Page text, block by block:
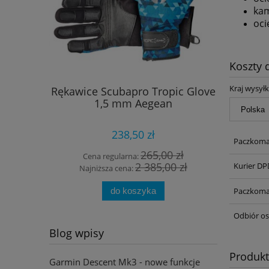
Rękawice Scubapro Tropic Glove
1,5 mm Aegean
238,50 zł
Cena regularna:265,00 zł
Najniższa cena:2 385,00 zł
do koszyka
Balast
Blog wpisy
Garmin Descent Mk3 - nowe funkcje
Koszty
Kraj
Kurier
Odbiór